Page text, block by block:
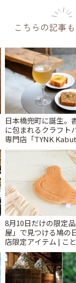
こちらの記事
日本橋兜町に誕生。
に包まれるクラフト
専門店「TYNK
とりっぷ
8月10日だけの限定
屋」で見つける鳩の
店限定アイテム | こ